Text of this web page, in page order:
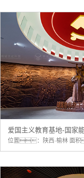
科普科学知识 展示科普真理
爱国主义教育基地-国家
位置：陕西·榆林 面